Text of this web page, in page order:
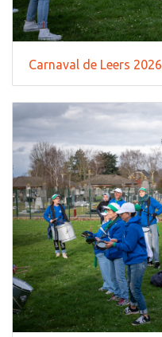
Carnaval de Leers 2026